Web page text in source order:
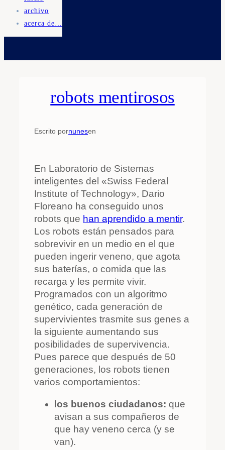
archivo
acerca de…
robots mentirosos
Escrito pornunesen
En Laboratorio de Sistemas
inteligentes del «Swiss Federal
Institute of Technology», Dario
Floreano ha conseguido unos
robots que han aprendido a mentir.
Los robots están pensados para
sobrevivir en un medio en el que
pueden ingerir veneno, que agota
sus baterías, o comida que las
recarga y les permite vivir.
Programados con un algoritmo
genético, cada generación de
supervivientes trasmite sus genes a
la siguiente aumentando sus
posibilidades de supervivencia.
Pues parece que después de 50
generaciones, los robots tienen
varios comportamientos:
los buenos ciudadanos: que
avisan a sus compañeros de
que hay veneno cerca (y se
van).